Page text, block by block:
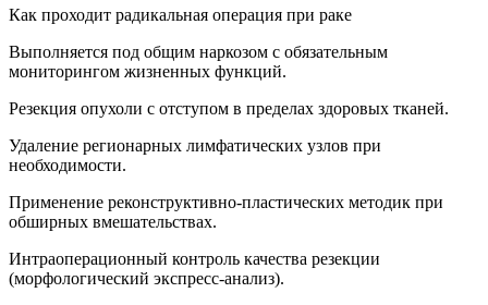
Как проходит радикальная операция при раке
Выполняется под общим наркозом с обязательным
мониторингом жизненных функций.
Резекция опухоли с отступом в пределах здоровых тканей.
Удаление регионарных лимфатических узлов при
необходимости.
Применение реконструктивно-пластических методик при
обширных вмешательствах.
Интраоперационный контроль качества резекции
(морфологический экспресс-анализ).